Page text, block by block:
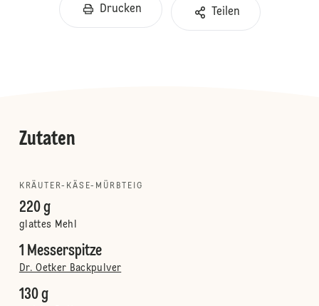
Drucken Teilen
Zutaten
KRÄUTER-KÄSE-MÜRBTEIG
220 g
glattes Mehl
1 Messerspitze
Dr. Oetker Backpulver
130 g